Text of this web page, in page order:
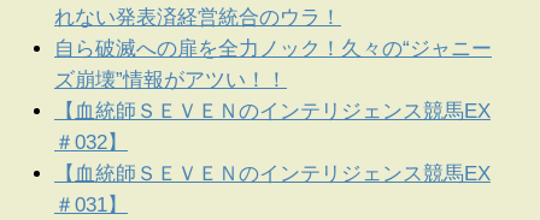
れない発表済経営統合のウラ！
自ら破滅への扉を全力ノック！久々の“ジャニー
ズ崩壊”情報がアツい！！
【血統師ＳＥＶＥＮのインテリジェンス競馬EX
＃032】
【血統師ＳＥＶＥＮのインテリジェンス競馬EX
＃031】